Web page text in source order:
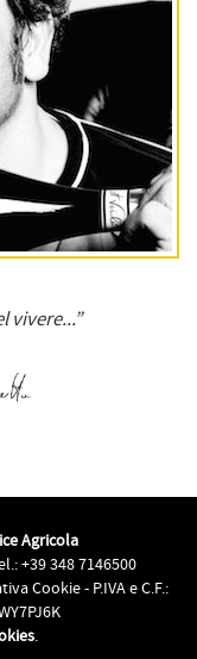
vivere...”
Agricola
+39 348 7146500
Cookie- P.IVA e C.F.:
.